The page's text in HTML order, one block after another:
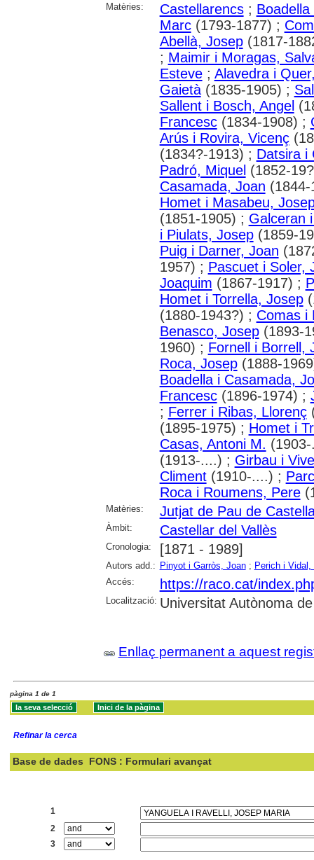
Matèries:
Castellarencs;
Marc(1793-1877) ;
Abellà, Josep(1817-
; Maimir i Moragas,
Esteve; Alavedra i
Gaietà(1835-1905) ;
Sallent i Bosch, Angel
Francesc(1834-1908) ;
Arús i Rovira, Vicenç
(1834?-1913) ; Datsira i
Padró, Miquel (1852-
Casamada, Joan
Homet i Masabeu,
(1851-1905) ; Galceran
i Piulats, Josep(1859-
Puig i Darner, Joan
1957) ; Pascuet i Soler,
Joaquim (1867-1917) ;
Homet i Torrella, Josep
(1880-1943?) ; Comas i
Benasco, Josep(1893-
1960) ; Fornell i Borrell,
Roca, Josep(1888-
Boadella i Casamada,
Francesc(1896-1974) ;
; Ferrer i Ribas, Llorenç
(1895-1975) ; Homet i
Casas, Antoni M.
(1913-....) ; Girbau i
Climent(1910-....) ;
Roca i Roumens, Pere
Matèries: Jutjat de Pau de
Àmbit: Castellar del Vallès
Cronologia: [1871 - 1989]
Autors add.: Pinyot i Garròs, Joan; Perich i Vidal,
Accés:
https://raco.cat/
Localització: Universitat Autònoma
Enllaç permanent a aquest
pàgina 1 de 1
Refinar la cerca
Base de dades FONS : Formulari avançat
1
2
3